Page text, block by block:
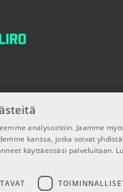
TUOTENUMERO 1086037
TUOTENUMERO 1005927
TUOTENUMERO 1065829
analysointiin. Jaamme
kanssa, jotka voivat
käyttäessäsi palveluitaan.